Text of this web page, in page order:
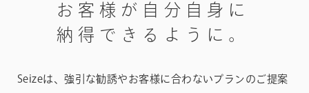
お 客 様 が 自 分 自 身 に
納 得 で き る よ う に 。
Seizeは、強引な勧誘やお客様に合わないプランのご提案